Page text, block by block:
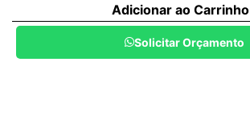
Adicionar ao Carrinho
Solicitar Orçamento